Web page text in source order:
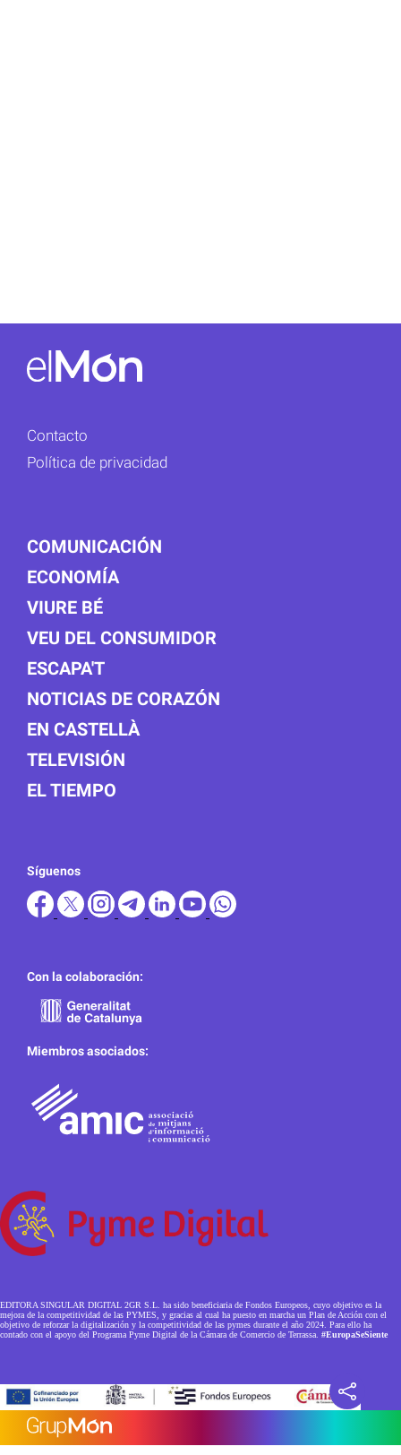
Contacto
Política de privacidad
COMUNICACIÓN
ECONOMÍA
VIURE BÉ
VEU DEL CONSUMIDOR
ESCAPA'T
NOTICIAS DE CORAZÓN
EN CASTELLÀ
TELEVISIÓN
EL TIEMPO
Síguenos
Con la colaboración:
Miembros asociados:
EDITORA SINGULAR DIGITAL 2GR S.L. ha sido beneficiaria de Fondos Europeos, cuyo objetivo es la
mejora de la competitividad de las PYMES, y gracias al cual ha puesto en marcha un Plan de Acción con el
objetivo de reforzar la digitalización y la competitividad de las pymes durante el año 2024. Para ello ha
contado con el apoyo del Programa Pyme Digital de la Cámara de Comercio de Terrassa. #EuropaSeSiente